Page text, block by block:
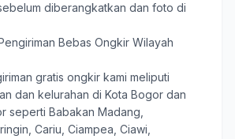
diberangkatkan dan foto di
Bebas Ongkir Wilayah
gratis ongkir kami meliputi
dan kelurahan di Kota Bogor dan
seperti Babakan Madang,
Cariu, Ciampea, Ciawi,